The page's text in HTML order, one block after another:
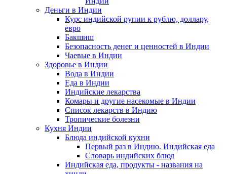
Деньги в Индии
Курс индийской рупии к рублю, доллару,
евро
Бакшиш
Безопасность денег и ценностей в Индии
Чаевые в Индии
Здоровье в Индии
Вода в Индии
Еда в Индии
Индийские лекарства
Комары и другие насекомые в Индии
Список лекарств в Индию
Тропические болезни
Кухня Индии
Блюда индийской кухни
Первый раз в Индию. Индийская еда
Словарь индийских блюд
Индийская еда, продукты - названия на